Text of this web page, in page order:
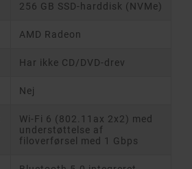
256 GB SSD-harddisk (NVMe)
AMD Radeon
Har ikke CD/DVD-drev
Nej
Wi-Fi 6 (802.11ax 2x2) med
understøttelse af
filoverførsel med 1 Gbps